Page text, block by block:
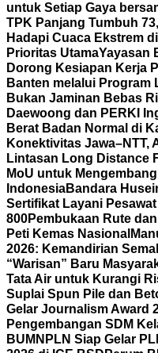
untuk Setiap Gaya
TPK Panjang Tumbuh
Hadapi Cuaca Ekstrem
Prioritas UtamaYayasan
Dorong Kesiapan Kerja
Banten melalui Program
Bukan Jaminan Bebas
Daewoong dan PERKI
Berat Badan Normal di
Konektivitas Jawa–NTT,
Lintasan Long Distance
MoU untuk
IndonesiaBandara
Sertifikat Layani
800Pembukaan Rute
Peti Kemas Nasional
2026: Kemandirian
“Warisan” Baru
Tata Air untuk Kurangi
Suplai Spun Pile dan
Gelar Journalism Award
Pengembangan SDM
BUMN PLN Siap Gelar